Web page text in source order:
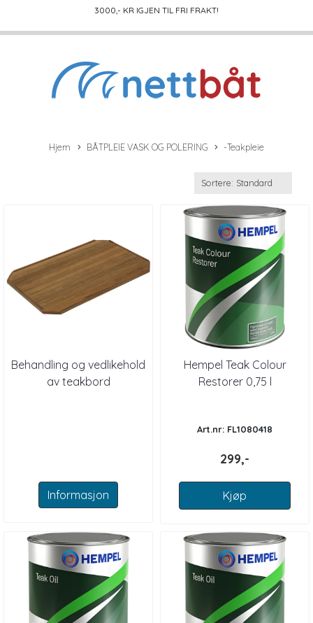
3000,- KR IGJEN TIL FRI FRAKT!
Hjem BÅTPLEIE VASK OG POLERING -Teakpleie
Behandling og vedlikehold
av teakbord
Informasjon
Hempel Teak Colour
Restorer 0,75 l
Art.nr: FL1080418
299,-
Kjøp